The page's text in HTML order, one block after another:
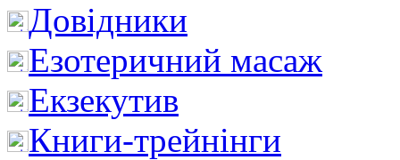
Довідники
Езотеричний масаж
Екзекутив
Книги-трейнінги